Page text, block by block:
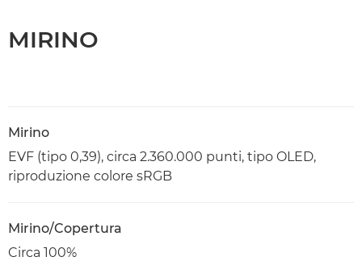
MIRINO
Mirino
EVF (tipo 0,39), circa 2.360.000 punti, tipo OLED,
riproduzione colore sRGB
Mirino/Copertura
Circa 100%